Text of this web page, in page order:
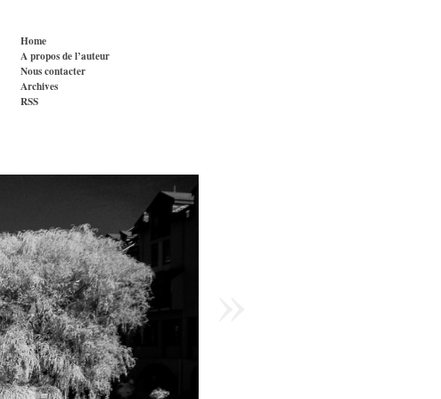
Home
A propos de l’auteur
Nous contacter
Archives
RSS